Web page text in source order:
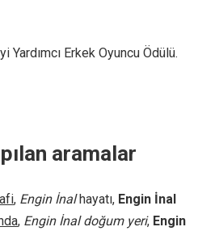
Yardımcı Erkek Oyuncu Ödülü.
aramalar
, Engin İnalhayatı, Engin İnal
, Engin İnal doğum yeri, Engin